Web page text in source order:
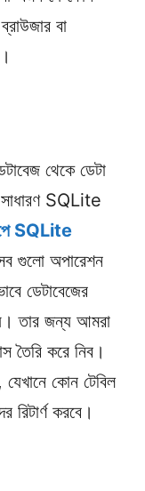
বা
থেকে ডেটা
সাধারণ SQLite
SQLite
গুলো অপারেশন
ডেটাবেজের
তার জন্য আমরা
করে নিব।
কোন টেবিল
করবে।